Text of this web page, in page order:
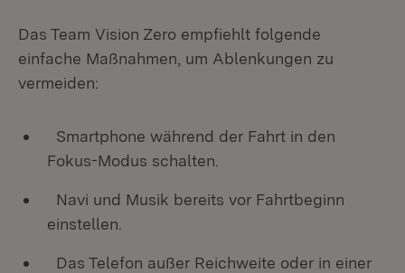
Das Team Vision Zero empfiehlt folgende
einfache Maßnahmen, um Ablenkungen zu
vermeiden:
Smartphone während der Fahrt in den
Fokus-Modus schalten.
Navi und Musik bereits vor Fahrtbeginn
einstellen.
Das Telefon außer Reichweite oder in einer